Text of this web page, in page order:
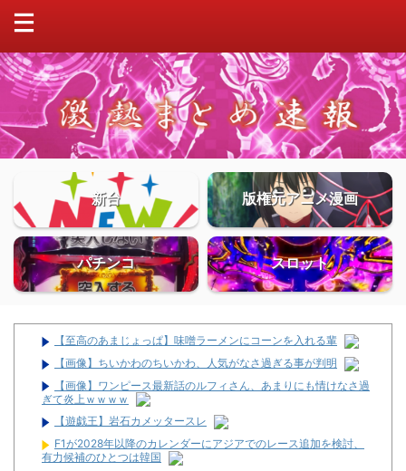
新台 版権元アニメ漫画
パチンコ スロット
【至高のあまじょっぱ】味噌ラーメンにコーンを入れる輩
【画像】ちいかわのちいかわ、人気がなさ過ぎる事が判明
【画像】ワンピース最新話のルフィさん、あまりにも情けなさ過
ぎて炎上ｗｗｗｗ
【遊戯王】岩石カメッタースレ
F1が2028年以降のカレンダーにアジアでのレース追加を検討、
有力候補のひとつは韓国